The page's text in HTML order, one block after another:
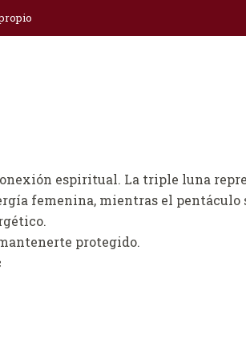
espiritual. La triple luna
femenina, mientras el pentáculo
protegido.